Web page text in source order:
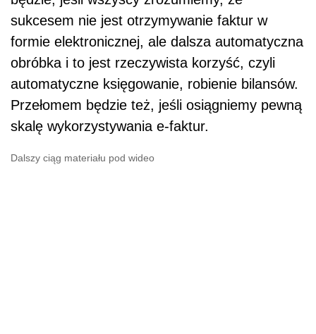
sukcesem nie jest otrzymywanie faktur w
formie elektronicznej, ale dalsza automatyczna
obróbka i to jest rzeczywista korzyść, czyli
automatyczne księgowanie, robienie bilansów.
Przełomem będzie też, jeśli osiągniemy pewną
skalę wykorzystywania e-faktur.
Dalszy ciąg materiału pod wideo